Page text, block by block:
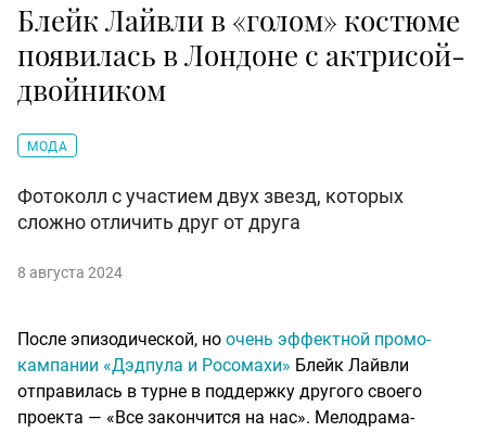
Блейк Лайвли в «голом» костюме
появилась в Лондоне с актрисой-
двойником
МОДА
Фотоколл с участием двух звезд, которых
сложно отличить друг от друга
8 августа 2024
После эпизодической, но очень эффектной промо-
кампании «Дэдпула и Росомахи» Блейк Лайвли
отправилась в турне в поддержку другого своего
проекта — «Все закончится на нас». Мелодрама-